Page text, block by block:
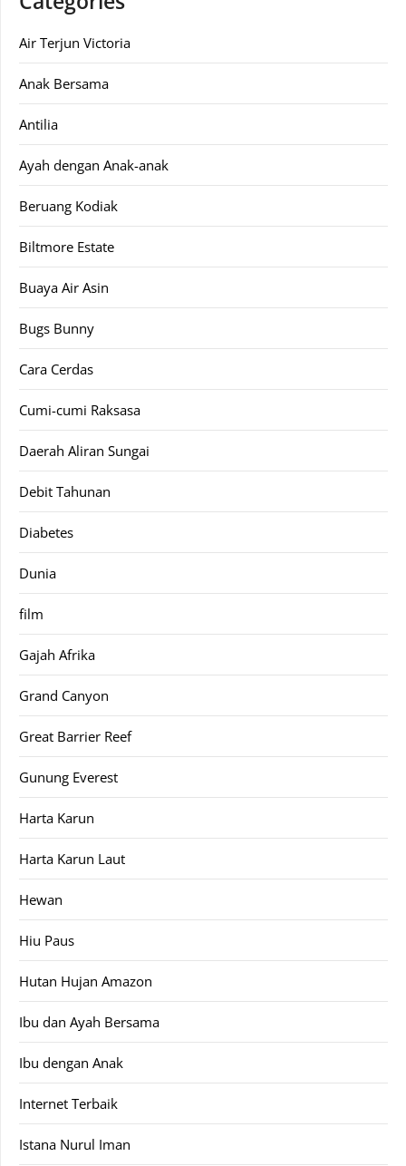
Air Terjun Victoria
Anak Bersama
Antilia
Ayah dengan Anak-anak
Beruang Kodiak
Biltmore Estate
Buaya Air Asin
Bugs Bunny
Cara Cerdas
Cumi-cumi Raksasa
Daerah Aliran Sungai
Debit Tahunan
Diabetes
Dunia
film
Gajah Afrika
Grand Canyon
Great Barrier Reef
Gunung Everest
Harta Karun
Harta Karun Laut
Hewan
Hiu Paus
Hutan Hujan Amazon
Ibu dan Ayah Bersama
Ibu dengan Anak
Internet Terbaik
Istana Nurul Iman